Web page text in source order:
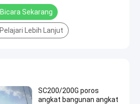
Bicara Sekarang
Pelajari Lebih Lanjut
SC200/200G poros
angkat bangunan angkat